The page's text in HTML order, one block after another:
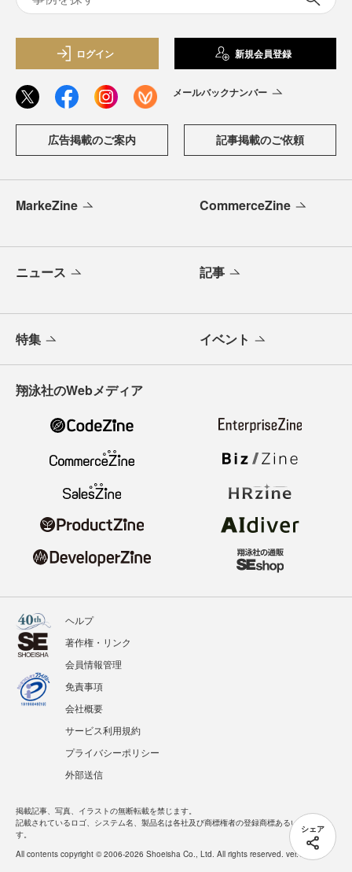
シェア
ログイン 新規会員登録
メールバックナンバー
広告掲載のご案内 記事掲載のご依頼
MarkeZine CommerceZine
ニュース 記事
特集 イベント
翔泳社のWebメディア
ヘルプ
著作権・リンク
会員情報管理
免責事項
会社概要
サービス利用規約
プライバシーポリシー
外部送信
掲載記事、写真、イラストの無断転載を禁じます。
記載されているロゴ、システム名、製品名は各社及び商標権者の登録商標あるいは商標で
す。
All contents copyright © 2006-2026 Shoeisha Co., Ltd. All rights reserved. ver.1.5